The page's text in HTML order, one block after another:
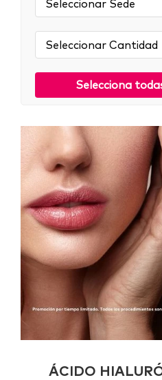
Cantidad:
Selecciona
ÁCIDO